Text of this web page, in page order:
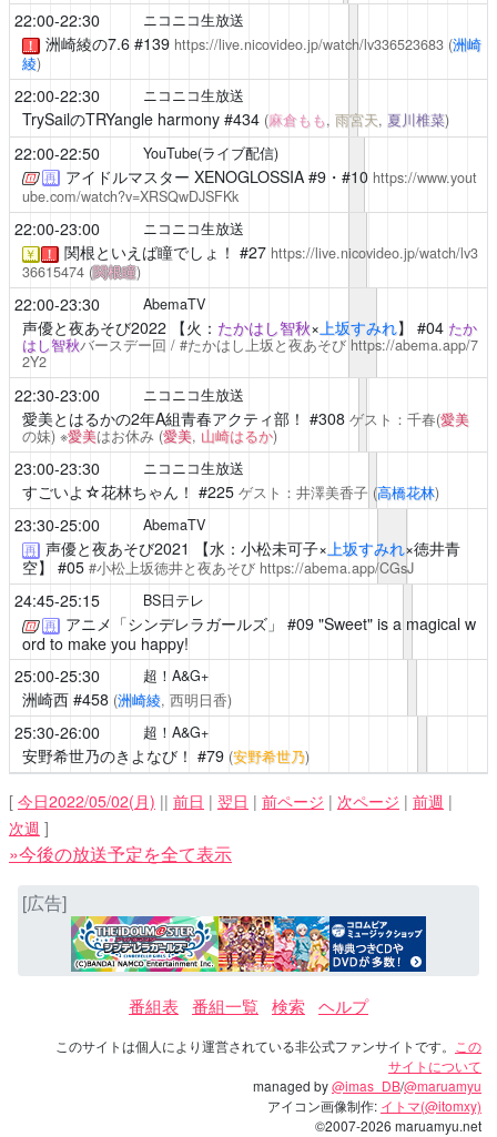
22:00-22:30 ニコニコ生放送
！ 洲崎綾の7.6#139 https://live.nicovideo.jp/watch/lv336523683 (洲崎
綾)
22:00-22:30 ニコニコ生放送
TrySailのTRYangle harmony#434 (麻倉もも, 雨宮天, 夏川椎菜)
22:00-22:50 YouTube(ライブ配信)
再 アイドルマスター XENOGLOSSIA#9・#10 https://www.yout
ube.com/watch?v=XRSQwDJSFKk
22:00-23:00 ニコニコ生放送
￥ ！ 関根といえば瞳でしょ！ #27 https://live.nicovideo.jp/watch/lv3
36615474 (関根瞳)
22:00-23:30 AbemaTV
声優と夜あそび2022【火： たかはし智秋×上坂すみれ】 #04 たか
はし智秋バースデー回 / #たかはし上坂と夜あそび https://abema.app/7
2Y2
22:30-23:00 ニコニコ生放送
愛美とはるかの2年A組青春アクティ部！ #308 ゲスト：千春(愛美
の妹) ※愛美はお休み (愛美, 山崎はるか)
23:00-23:30 ニコニコ生放送
すごいよ☆花林ちゃん！ #225 ゲスト：井澤美香子 (高橋花林)
23:30-25:00 AbemaTV
再 声優と夜あそび2021 【水：小松未可子×上坂すみれ×徳井青
空】 #05 #小松上坂徳井と夜あそび https://abema.app/CGsJ
24:45-25:15 BS日テレ
再 アニメ「シンデレラガールズ」 #09 "Sweet" is a magical w
ord to make you happy!
25:00-25:30
超！A&G+
洲崎西#458 (洲崎綾, 西明日香)
25:30-26:00 超！A&G+
安野希世乃のきよなび！ #79 (安野希世乃)
[ 今日2022/05/02(月) || 前日 | 翌日 | 前ページ | 次ページ | 前週 |
次週 ]
»今後の放送予定を全て表示
[広告]
番組表 番組一覧 検索 ヘルプ
このサイトは個人により運営されている非公式ファンサイトです。
この
サイトについて
managed by@imas_DB/@maruamyu
アイコン画像制作: イトマ(@itomxy)
©2007-2026 maruamyu.net